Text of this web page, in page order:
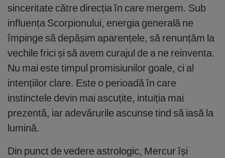
sinceritate către direcția în care mergem. Sub
influența Scorpionului, energia generală ne
împinge să depășim aparențele, să renunțăm la
vechile frici și să avem curajul de a ne reinventa.
Nu mai este timpul promisiunilor goale, ci al
intențiilor clare. Este o perioadă în care
instinctele devin mai ascuțite, intuiția mai
prezentă, iar adevărurile ascunse tind să iasă la
lumină.
Din punct de vedere astrologic, Mercur își